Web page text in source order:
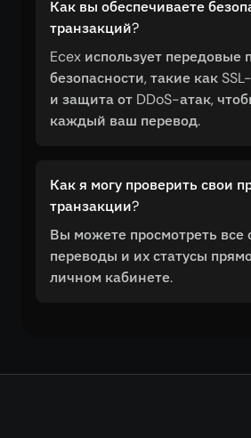
Как вы обеспечиваете
транзакций?
Ecex использует передовые
безопасности, такие как
и защита от DDoS-атак,
каждый ваш перевод.
Как я могу проверить свои
транзакции?
Вы можете просмотреть
переводы и их статусы
личном кабинете.